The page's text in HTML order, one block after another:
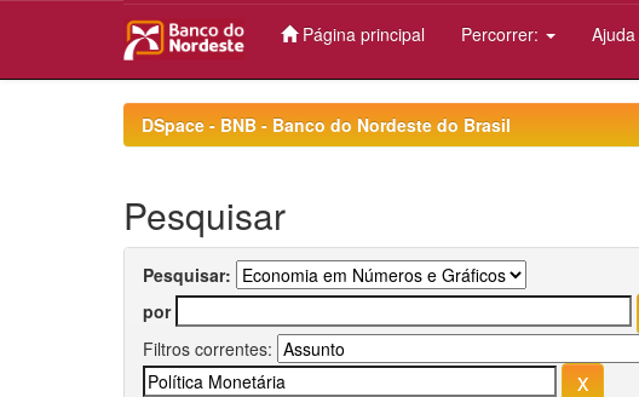
Página principal Percorrer: Ajuda
DSpace - BNB - Banco do Nordeste do Brasil
Pesquisar
Pesquisar:
por
Filtros correntes: